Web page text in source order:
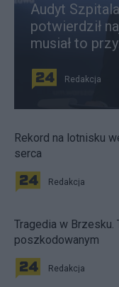
Audyt
potwierdził
musiał to
Redakcja
Rekord na lotnisku
serca
Redakcja
Tragedia w Brzesku.
poszkodowanym
Redakcja